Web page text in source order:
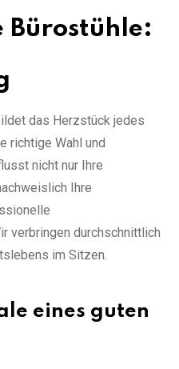
Bürostühle:
das Herzstück jedes
richtige Wahl und
nicht nur Ihre
Ihre
verbringen durchschnittlich
im Sitzen.
eines guten